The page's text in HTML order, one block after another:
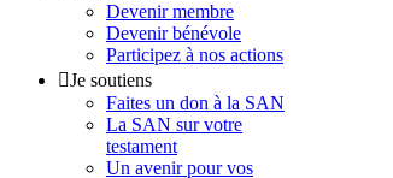
Devenir membre
Devenir bénévole
Participez à nos actions
Je soutiens
Faites un don à la SAN
La SAN sur votre
testament
Un avenir pour vos